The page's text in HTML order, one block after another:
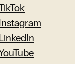
Instagram
LinkedIn